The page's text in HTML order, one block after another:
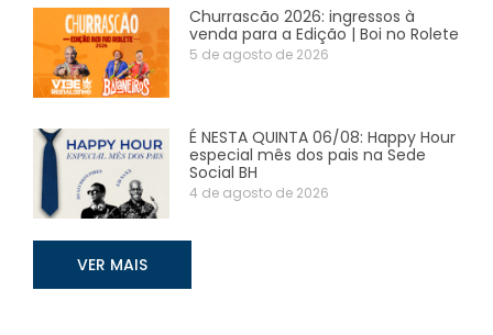
Churrascão 2026: ingressos à
venda para a Edição | Boi no Rolete
5 de agosto de 2026
É NESTA QUINTA 06/08: Happy Hour
especial mês dos pais na Sede
Social BH
4 de agosto de 2026
VER MAIS